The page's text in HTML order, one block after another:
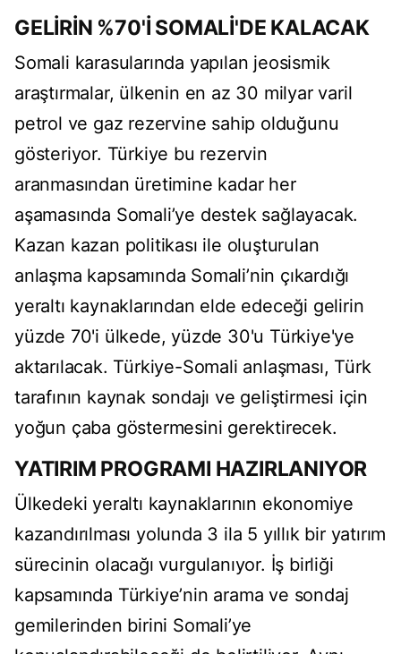
GELİRİN %70'İ SOMALİ'DE KALACAK
Somali karasularında yapılan jeosismik
araştırmalar, ülkenin en az 30 milyar varil
petrol ve gaz rezervine sahip olduğunu
gösteriyor. Türkiye bu rezervin
aranmasından üretimine kadar her
aşamasında Somali’ye destek sağlayacak.
Kazan kazan politikası ile oluşturulan
anlaşma kapsamında Somali’nin çıkardığı
yeraltı kaynaklarından elde edeceği gelirin
yüzde 70'i ülkede, yüzde 30'u Türkiye'ye
aktarılacak. Türkiye-Somali anlaşması, Türk
tarafının kaynak sondajı ve geliştirmesi için
yoğun çaba göstermesini gerektirecek.
YATIRIM PROGRAMI HAZIRLANIYOR
Ülkedeki yeraltı kaynaklarının ekonomiye
kazandırılması yolunda 3 ila 5 yıllık bir yatırım
sürecinin olacağı vurgulanıyor. İş birliği
kapsamında Türkiye’nin arama ve sondaj
gemilerinden birini Somali’ye